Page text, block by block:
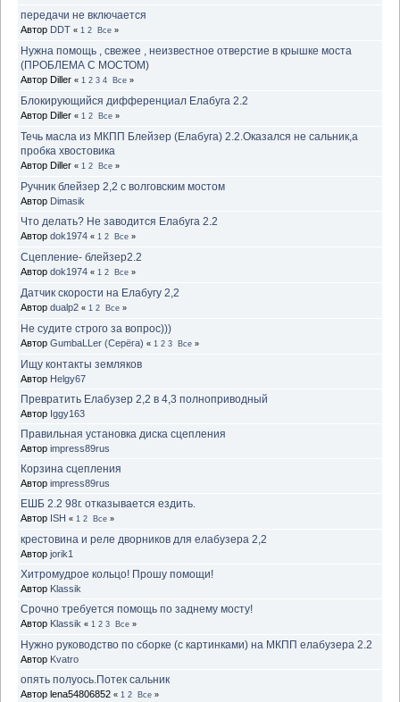
передачи не включается
Автор DDT « 1 2 Все »
Нужна помощь , свежее , неизвестное отверстие в крышке моста
(ПРОБЛЕМА С МОСТОМ)
Автор Diller « 1 2 3 4 Все »
Блокирующийся дифференциал Елабуга 2.2
Автор Diller « 1 2 Все »
Течь масла из МКПП Блейзер (Елабуга) 2.2.Оказался не сальник,а
пробка хвостовика
Автор Diller « 1 2 Все »
Ручник блейзер 2,2 с волговским мостом
Автор Dimasik
Что делать? Не заводится Елабуга 2.2
Автор dok1974 « 1 2 Все »
Сцепление- блейзер2.2
Автор dok1974 « 1 2 Все »
Датчик скорости на Елабугу 2,2
Автор dualp2 « 1 2 Все »
Не судите строго за вопрос)))
Автор GumbaLLer (Серёга) « 1 2 3 Все »
Ищу контакты земляков
Автор Helgy67
Превратить Елабузер 2,2 в 4,3 полноприводный
Автор Iggy163
Правильная установка диска сцепления
Автор impress89rus
Корзина сцепления
Автор impress89rus
ЕШБ 2.2 98г. отказывается ездить.
Автор ISH « 1 2 Все »
крестовина и реле дворников для елабузера 2,2
Автор jorik1
Хитромудрое кольцо! Прошу помощи!
Автор Klassik
Срочно требуется помощь по заднему мосту!
Автор Klassik « 1 2 3 Все »
Нужно руководство по сборке (с картинками) на МКПП елабузера 2.2
Автор Kvatro
опять полуось.Потек сальник
Автор lena54806852 « 1 2 Все »